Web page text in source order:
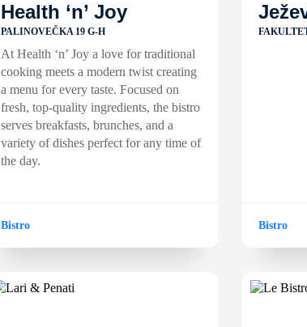
Health ‘n’ Joy
PALINOVEČKA 19 G-H
At Health ‘n’ Joy a love for traditional
cooking meets a modern twist creating
a menu for every taste. Focused on
fresh, top-quality ingredients, the bistro
serves breakfasts, brunches, and a
variety of dishes perfect for any time of
the day.
Bistro Bistro